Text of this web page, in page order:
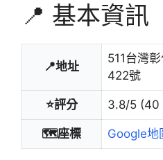
📍 基本資訊
📍地址
511台灣
422號
⭐評分 3.8/5 (40
🗺️座標 Google地